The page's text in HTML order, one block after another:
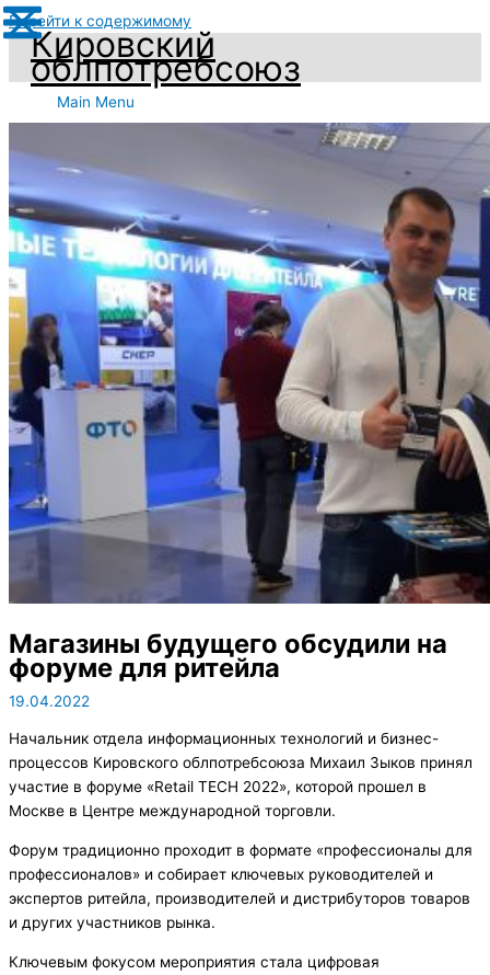
Перейти к содержимому
Кировский
облпотребсоюз
Main Menu
Магазины будущего обсудили на
форуме для ритейла
19.04.2022
Начальник отдела информационных технологий и бизнес-
процессов Кировского облпотребсоюза Михаил Зыков принял
участие в форуме «Retail TECH 2022», которой прошел в
Москве в Центре международной торговли.
Форум традиционно проходит в формате «профессионалы для
профессионалов» и собирает ключевых руководителей и
экспертов ритейла, производителей и дистрибуторов товаров
и других участников рынка.
Ключевым фокусом мероприятия стала цифровая